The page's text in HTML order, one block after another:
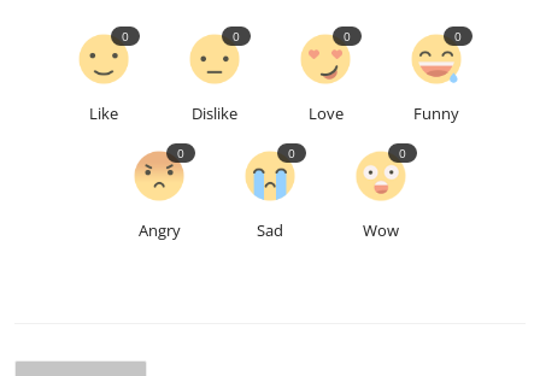
Like
0
Dislike
0
Love
0
Funny
0
Angry
0
Sad
0
Wow
0